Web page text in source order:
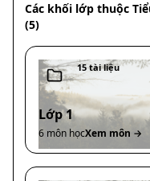
Các khối lớp thuộc
(5)
15tài liệu
Lớp 1
6 môn họcXem môn →